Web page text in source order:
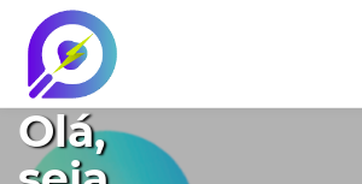
Olá,